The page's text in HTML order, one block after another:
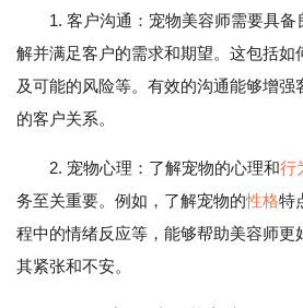
1. 客户沟通：宠物美容师需要具
解并满足客户的需求和期望。这包括如
及可能的风险等。有效的沟通能够增强
的客户关系。
2. 宠物心理：了解宠物的心理和行
务至关重要。例如，了解宠物的性格特
程中的情绪反应等，能够帮助美容师更
其紧张和不安。